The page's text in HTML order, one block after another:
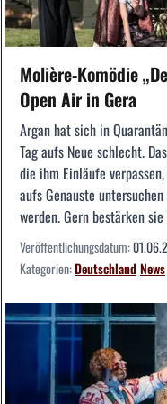
Molière-Komödie
Open Air in Gera
Argan hat sich in
Tag aufs Neue schlecht.
die ihm Einläufe
aufs Genauste
werden. Gern bestärken
Veröffentlichungsdatum:
Kategorien:DeutschlandNews